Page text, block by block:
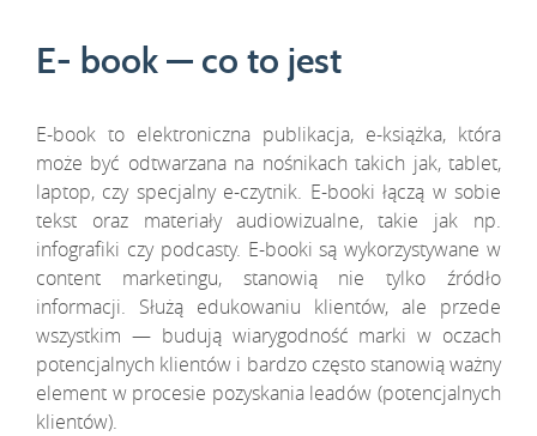
E- book — co to jest
E-book to elektroniczna publikacja, e-książka, która
może być odtwarzana na nośnikach takich jak, tablet,
laptop, czy specjalny e-czytnik. E-booki łączą w sobie
tekst oraz materiały audiowizualne, takie jak np.
infografiki czy podcasty. E-booki są wykorzystywane w
content marketingu, stanowią nie tylko źródło
informacji. Służą edukowaniu klientów, ale przede
wszystkim — budują wiarygodność marki w oczach
potencjalnych klientów i bardzo często stanowią ważny
element w procesie pozyskania leadów (potencjalnych
klientów).